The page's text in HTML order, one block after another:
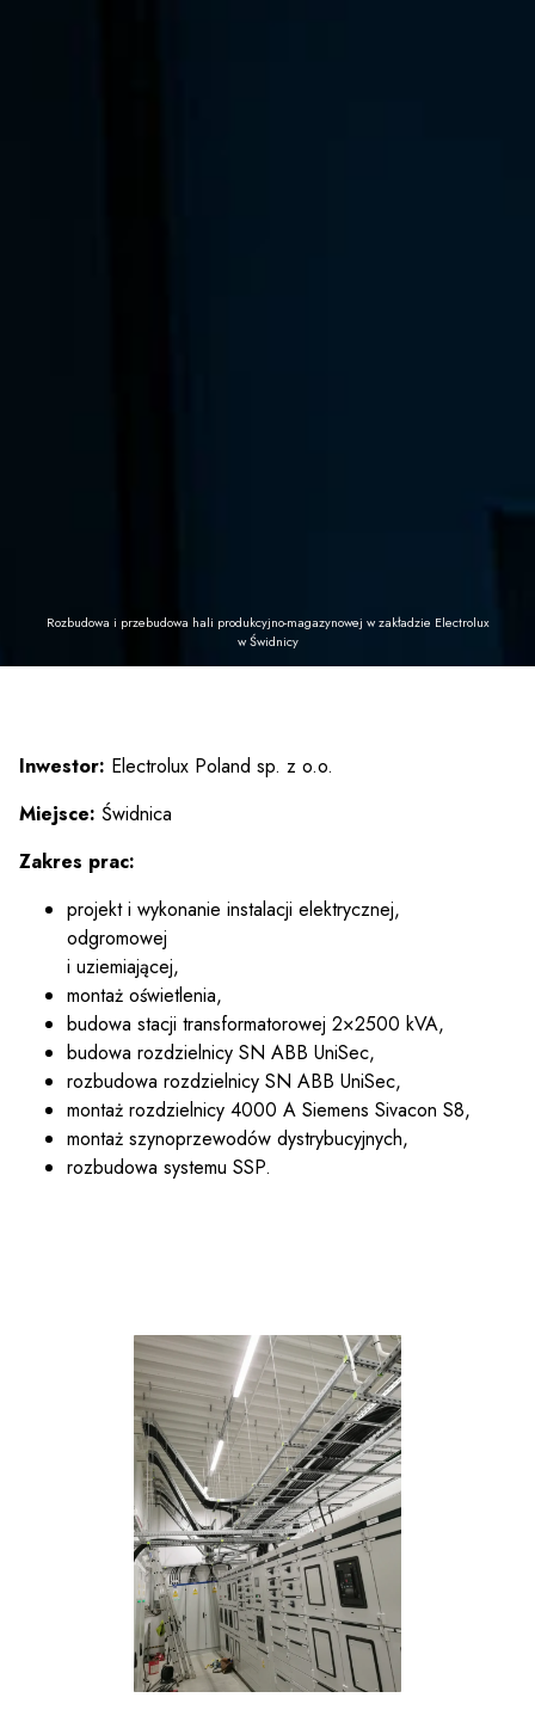
Rozbudowa i przebudowa hali produkcyjno-magazynowej w zakładzie Electrolux
w Świdnicy
Inwestor: Electrolux Poland sp. z o.o.
Miejsce: Świdnica
Zakres prac:
projekt i wykonanie instalacji elektrycznej,
odgromowej
i uziemiającej,
montaż oświetlenia,
budowa stacji transformatorowej 2×2500 kVA,
budowa rozdzielnicy SN ABB UniSec,
rozbudowa rozdzielnicy SN ABB UniSec,
montaż rozdzielnicy 4000 A Siemens Sivacon S8,
montaż szynoprzewodów dystrybucyjnych,
rozbudowa systemu SSP.